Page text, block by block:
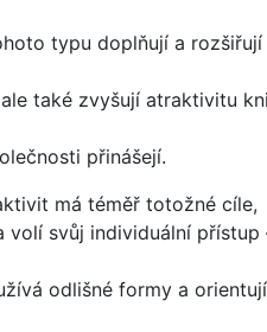
typu doplňují a
také zvyšují atraktivitu
přinášejí.
má téměř totožné cíle,
volí svůj individuální přístup
odlišné formy a